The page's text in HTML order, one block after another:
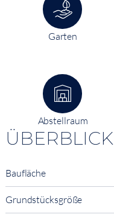
Garten
Abstellraum
ÜBERBLICK
Baufläche
Grundstücksgröße